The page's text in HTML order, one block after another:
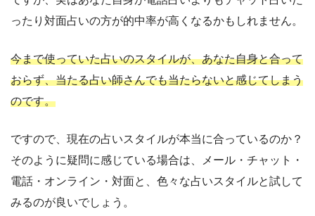
ったり対面占いの方が的中率が高くなるかもしれません。
今まで使っていた占いのスタイルが、あなた自身と合って
おらず、当たる占い師さんでも当たらないと感じてしまう
のです。
ですので、現在の占いスタイルが本当に合っているのか？
そのように疑問に感じている場合は、メール・チャット・
電話・オンライン・対面と、色々な占いスタイルと試して
みるのが良いでしょう。